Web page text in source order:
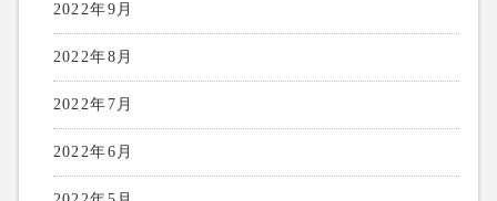
2022年9月
2022年8月
2022年7月
2022年6月